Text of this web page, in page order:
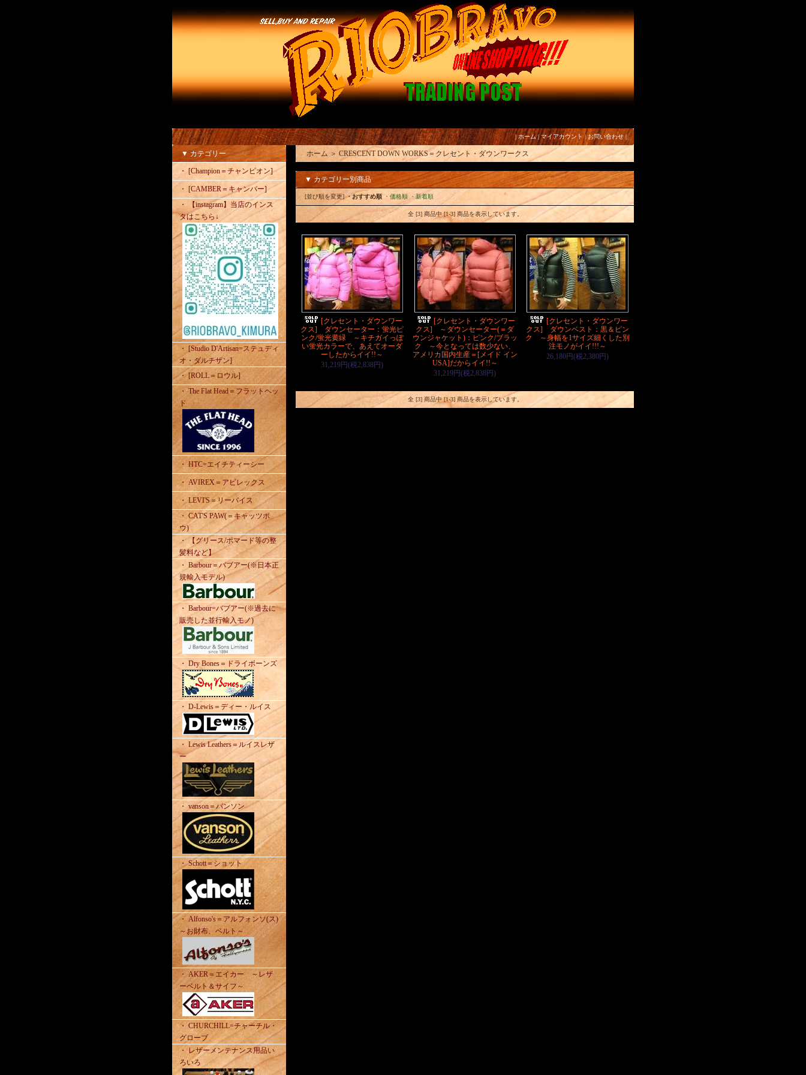
|ホーム|マイアカウント | お問い合わせ |
▼ カテゴリー
・ [Champion＝チャンピオン]
・ [CAMBER＝キャンバー]
・ 【instagram】当店のインス
タはこちら↓
・ [Studio D'Artisan=ステュディ
オ・ダルチザン]
・ [ROLL＝ロウル]
・ The Flat Head＝フラットヘッ
ド
・ HTC=エイチティーシー
・ AVIREX＝アビレックス
・ LEVI'S＝リーバイス
・ CAT'S PAW(＝キャッツポ
ウ)
・ 【グリース/ポマード等の整
髪料など】
・ Barbour＝バブアー(※日本正
規輸入モデル)
・ Barbour=バブアー(※過去に
販売した並行輸入モノ)
・ Dry Bones＝ドライボーンズ
・ D-Lewis＝ディー・ルイス
・ Lewis Leathers＝ルイスレザ
ー
・ vanson＝バンソン
・ Schott＝ショット
・ Alfonso's＝アルフォンソ(ス)
～お財布、ベルト～
・ AKER＝エイカー ～レザ
ーベルト＆サイフ～
・ CHURCHILL=チャーチル・
グローブ
・ レザーメンテナンス用品い
ろいろ
ホーム ＞ CRESCENT DOWN WORKS＝クレセント・ダウンワークス
▼ カテゴリー別商品
[並び順を変更]・おすすめ順 ・価格順 ・新着順
全 [3] 商品中 [1-3] 商品を表示しています。
[クレセント・ダウンワー
クス] ダウンセーター：蛍光ピ
ンク/蛍光黄緑 ～キチガイっぽ
い蛍光カラーで、あえてオーダ
ーしたからイイ!!～
31,219円(税2,838円)
[クレセント・ダウンワー
クス] ～ダウンセーター(＝ダ
ウンジャケット)：ピンク/ブラッ
ク ～今となっては数少ない、
アメリカ国内生産＝[メイド イン
USA]だからイイ!!～
31,219円(税2,838円)
[クレセント・ダウンワー
クス] ダウンベスト：黒＆ピン
ク ～身幅を1サイズ細くした別
注モノがイイ!!!～
26,180円(税2,380円)
全 [3] 商品中 [1-3] 商品を表示しています。